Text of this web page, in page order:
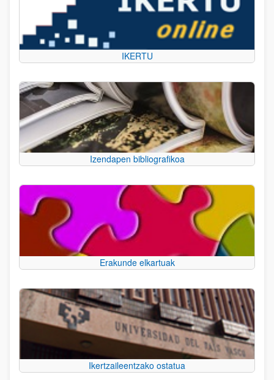
IKERTU
Izendapen bibliografikoa
Erakunde elkartuak
Ikertzaileentzako ostatua